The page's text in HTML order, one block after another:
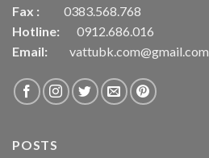
Fax : 0383.568.768
Hotline: 0912.686.016
Email:
vattubk.com@gmail.com
POSTS